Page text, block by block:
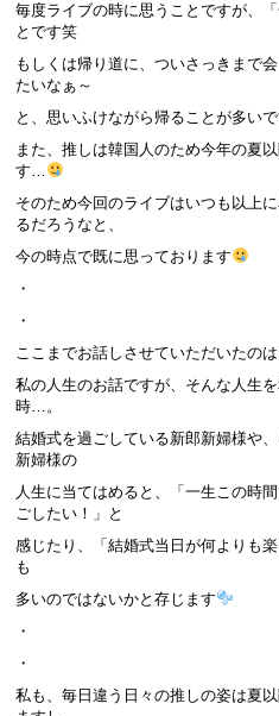
毎度ライブの時に思うことですが、
とです笑
もしくは帰り道に、ついさっきまで
たいなぁ～
と、思いふけながら帰ることが多い
また、推しは韓国人のため今年の夏
す…
そのため今回のライブはいつも以上
るだろうなと、
今の時点で既に思っております
・
・
ここまでお話しさせていただいたの
私の人生のお話ですが、そんな人生
時…。
結婚式を過ごしている新郎新婦様や
新婦様の
人生に当てはめると、「一生この時
ごしたい！」と
感じたり、「結婚式当日が何よりも
も
多いのではないかと存じます
・
・
私も、毎日違う日々の推しの姿は夏